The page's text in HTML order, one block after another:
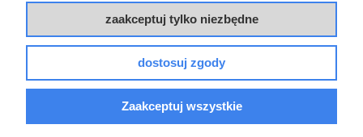
Vives
VIVES SEINE GRIS
ANTIDESLIZANTE
BETONOWE
GRESOWE
Vives
VIVES SEINE-R
CEMENTO 80X80
PŁYTKI BETONOWE
GRESOWE
200,00 zł
zaakceptuj tylko niezbędne
dostosuj zgody
Zaakceptuj wszystkie